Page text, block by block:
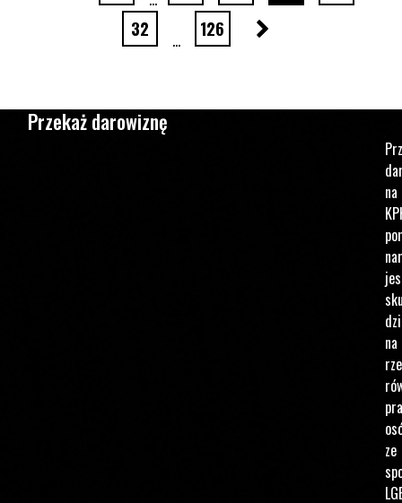
strona numer
32 …
strona numer
126 Następna strona
Przekaż darowiznę
na
na
ze